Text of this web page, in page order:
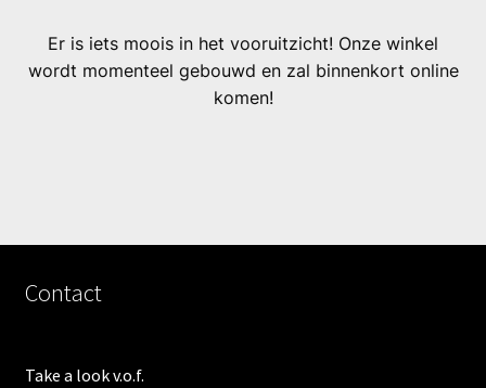
Er is iets moois in het vooruitzicht! Onze winkel
wordt momenteel gebouwd en zal binnenkort online
komen!
Contact
Take a look v.o.f.